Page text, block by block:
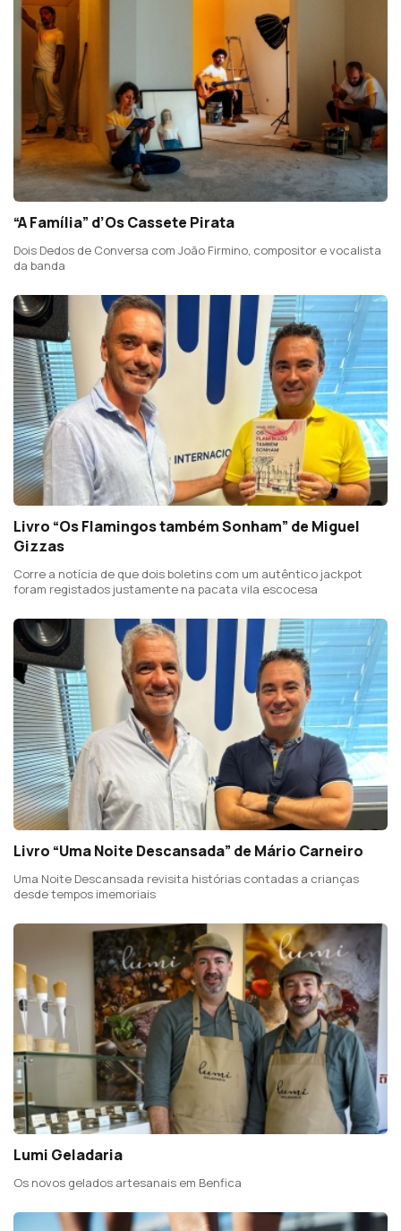
“A Família” d’Os Cassete Pirata
Dois Dedos de Conversa com João Firmino, compositor e vocalista
da banda
Livro “Os Flamingos também Sonham” de Miguel
Gizzas
Corre a notícia de que dois boletins com um autêntico jackpot
foram registados justamente na pacata vila escocesa
Livro “Uma Noite Descansada” de Mário Carneiro
Uma Noite Descansada revisita histórias contadas a crianças
desde tempos imemoriais
Lumi Geladaria
Os novos gelados artesanais em Benfica